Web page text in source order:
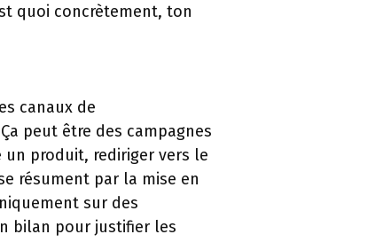
quoi concrètement, ton
canaux de
peut être des campagnes
produit, rediriger vers le
résument par la mise en
sur des
bilan pour justifier les